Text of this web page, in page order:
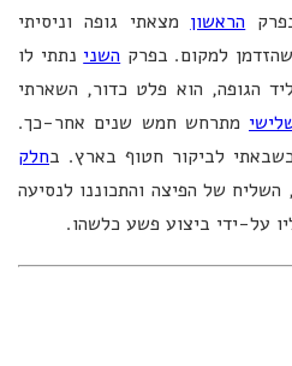
הראשון מצאתי גופה וניסיתי
למקום. בפרק השני נתתי לו
הגופה, הוא פלט כדור, השארתי
מתרחש חמש שנים אחר-כך.
לביקור חטוף בארץ. בחלק
של הפיצה והתכוננו לנסיעה
על-ידי ביצוע פשע כלשהו.